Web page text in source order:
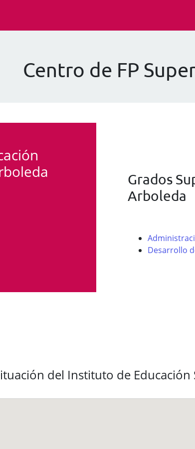
Centro de FP
Grados
Arboleda
Desarrollo
del Instituto de Educación